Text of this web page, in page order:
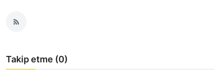
YARIM ALTIN
Takip etme (0)